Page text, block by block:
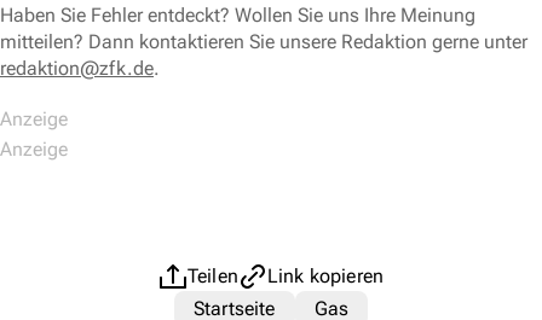
Haben Sie Fehler entdeckt? Wollen Sie uns Ihre Meinung
mitteilen? Dann kontaktieren Sie unsere Redaktion gerne unter
redaktion@zfk.de.
Teilen
Link kopieren
Startseite
Gas